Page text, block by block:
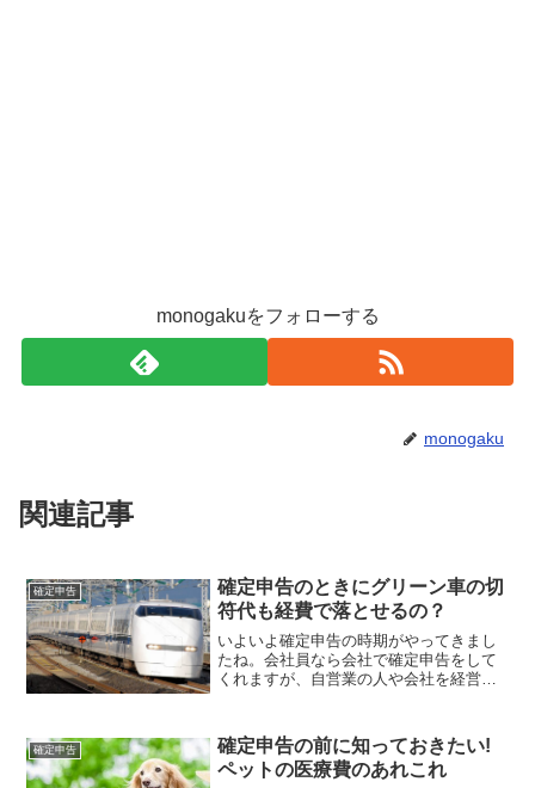
monogakuをフォローする
monogaku
関連記事
確定申告
確定申告のときにグリーン車の切
符代も経費で落とせるの？
いよいよ確定申告の時期がやってきまし
たね。会社員なら会社で確定申告をして
くれますが、自営業の人や会社を経営す
はないでしょうか？どこまでが経費とし
て落とせるのか、悩んじゃ...
確定申告
確定申告の前に知っておきたい!
ペットの医療費のあれこれ